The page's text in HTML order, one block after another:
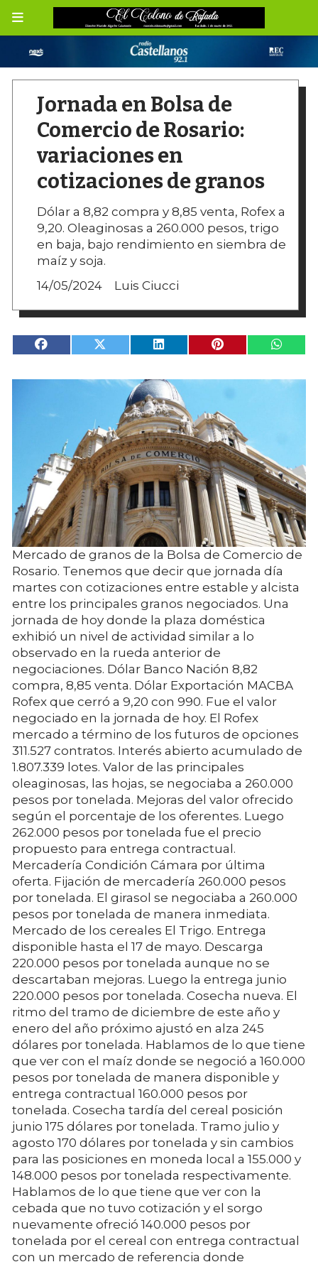
Jornada en Bolsa de
Comercio de Rosario:
variaciones en
cotizaciones de granos
Dólar a 8,82 compra y 8,85 venta, Rofex a
9,20. Oleaginosas a 260.000 pesos, trigo
en baja, bajo rendimiento en siembra de
maíz y soja.
14/05/2024
Luis Ciucci
Mercado de granos de la Bolsa de Comercio de
Rosario. Tenemos que decir que jornada día
martes con cotizaciones entre estable y alcista
entre los principales granos negociados. Una
jornada de hoy donde la plaza doméstica
exhibió un nivel de actividad similar a lo
observado en la rueda anterior de
negociaciones. Dólar Banco Nación 8,82
compra, 8,85 venta. Dólar Exportación MACBA
Rofex que cerró a 9,20 con 990. Fue el valor
negociado en la jornada de hoy. El Rofex
mercado a término de los futuros de opciones
311.527 contratos. Interés abierto acumulado de
1.807.339 lotes. Valor de las principales
oleaginosas, las hojas, se negociaba a 260.000
pesos por tonelada. Mejoras del valor ofrecido
según el porcentaje de los oferentes. Luego
262.000 pesos por tonelada fue el precio
propuesto para entrega contractual.
Mercadería Condición Cámara por última
oferta. Fijación de mercadería 260.000 pesos
por tonelada. El girasol se negociaba a 260.000
pesos por tonelada de manera inmediata.
Mercado de los cereales El Trigo. Entrega
disponible hasta el 17 de mayo. Descarga
220.000 pesos por tonelada aunque no se
descartaban mejoras. Luego la entrega junio
220.000 pesos por tonelada. Cosecha nueva. El
ritmo del tramo de diciembre de este año y
enero del año próximo ajustó en alza 245
dólares por tonelada. Hablamos de lo que tiene
que ver con el maíz donde se negoció a 160.000
pesos por tonelada de manera disponible y
entrega contractual 160.000 pesos por
tonelada. Cosecha tardía del cereal posición
junio 175 dólares por tonelada. Tramo julio y
agosto 170 dólares por tonelada y sin cambios
para las posiciones en moneda local a 155.000 y
148.000 pesos por tonelada respectivamente.
Hablamos de lo que tiene que ver con la
cebada que no tuvo cotización y el sorgo
nuevamente ofreció 140.000 pesos por
tonelada por el cereal con entrega contractual
con un mercado de referencia donde